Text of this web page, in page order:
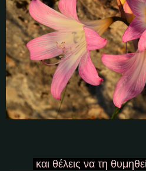
και θέλεις να τη